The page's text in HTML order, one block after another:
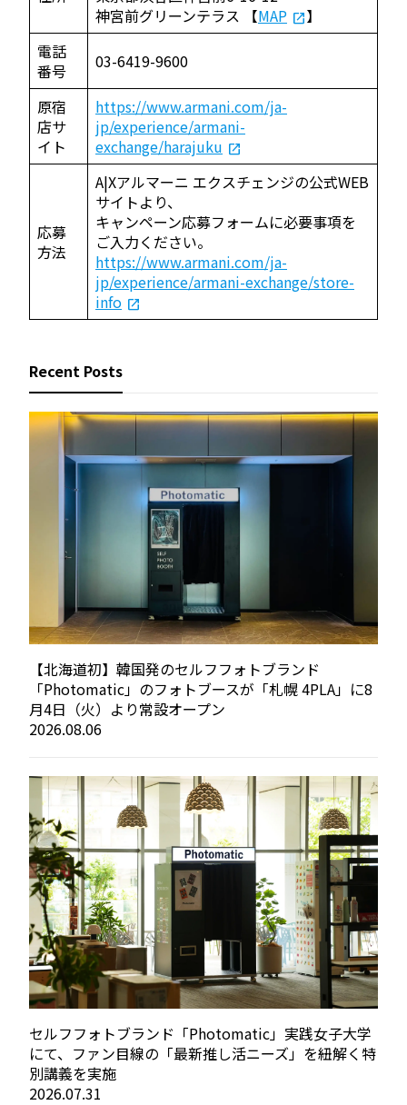
神宮前グリーンテラス 【MAP
】
電話
番号
03-6419-9600
原宿
店サ
イト
https://www.armani.com/ja-
jp/experience/armani-
exchange/harajuku
応募
方法
A|Xアルマーニ エクスチェンジの公式WEB
サイトより、
キャンペーン応募フォームに必要事項を
ご入力ください。
https://www.armani.com/ja-
jp/experience/armani-exchange/store-
info
Recent Posts
【北海道初】韓国発のセルフフォトブランド
「Photomatic」のフォトブースが「札幌 4PLA」に8
月4日（火）より常設オープン
2026.08.06
セルフフォトブランド「Photomatic」実践女子大学
にて、ファン目線の「最新推し活ニーズ」を紐解く特
別講義を実施
2026.07.31